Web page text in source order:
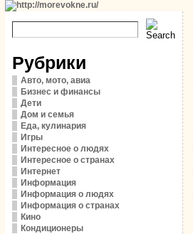
Рубрики
Авто, мото, авиа
Бизнес и финансы
Дети
Дом и семья
Еда, кулинария
Игры
Интересное о людях
Интересное о странах
Интернет
Информация
Информация о людях
Информация о странах
Кино
Кондиционеры